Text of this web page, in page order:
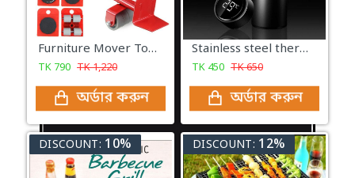
Furniture Mover Tools
TK 790 TK1,220
অর্ডার করুন
Stainless steel thermal Mug with LED digital screen
TK 450 TK650
অর্ডার করুন
DISCOUNT: 10% DISCOUNT: 12%